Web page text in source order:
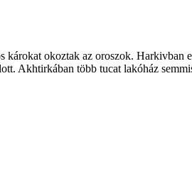
okoztak az oroszok. Harkivban
Akhtirkában több tucat lakóház